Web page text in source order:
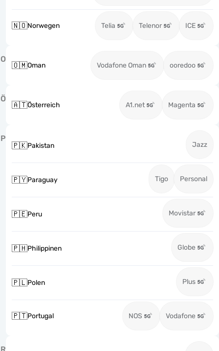
🇳🇴Norwegen Telia Telenor ICE
O
🇴🇲Oman Vodafone Oman ooredoo
Ö
🇦🇹Österreich A1.net Magenta
P
🇵🇰Pakistan Jazz
🇵🇾Paraguay Tigo Personal
🇵🇪Peru Movistar
🇵🇭Philippinen Globe
🇵🇱Polen Plus
🇵🇹Portugal NOS Vodafone